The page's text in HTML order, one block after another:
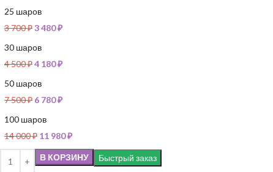
25 шаров
3 700₽3 480₽
30 шаров
4 500₽4 180₽
50 шаров
7 500₽ 6 780₽
100 шаров
14 000₽ 11 980₽
В КОРЗИНУ Быстрый заказ